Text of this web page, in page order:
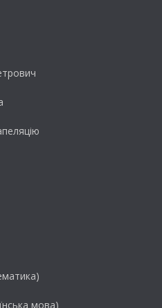
мова)